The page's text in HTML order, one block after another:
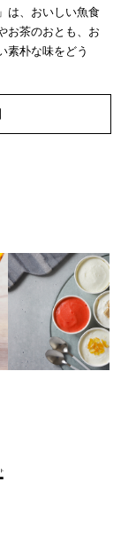
は、おいしい魚食
お茶のおとも、お
素朴な味をどう